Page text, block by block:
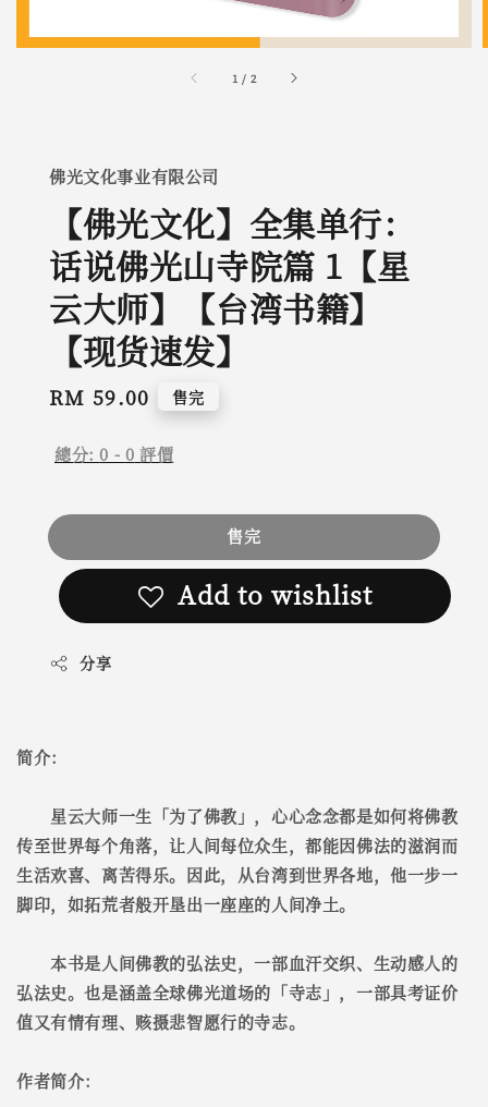
1 / 2
佛光文化事业有限公司
【佛光文化】全集单行：
话说佛光山寺院篇 1【星
云大师】【台湾书籍】
【现货速发】
Regular
RM 59.00 售完
總分:0 - 0 評價
售完
Add to wishlist
分享
简介：
星云大师一生「为了佛教」，心心念念都是如何将佛教
传至世界每个角落，让人间每位众生，都能因佛法的滋润而
生活欢喜、离苦得乐。因此，从台湾到世界各地，他一步一
脚印，如拓荒者般开垦出一座座的人间净土。
本书是人间佛教的弘法史，一部血汗交织、生动感人的
弘法史。也是涵盖全球佛光道场的「寺志」，一部具考证价
值又有情有理、赅摄悲智愿行的寺志。
作者简介：